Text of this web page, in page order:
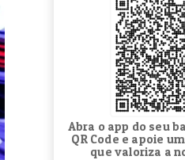
Abra o app do seu
QR Code e apoie
que valoriza a